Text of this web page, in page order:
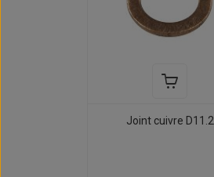
Joint cuivre D11.2